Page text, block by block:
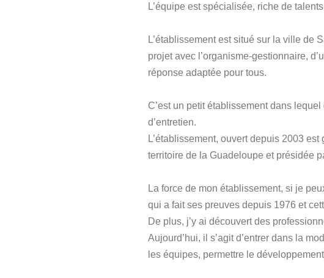
L’équipe est spécialisée, riche de
L’établissement est situé sur la ville de
projet avec l’organisme-gestionnaire,
réponse adaptée pour tous.
C’est un petit établissement dans
d’entretien.
L’établissement, ouvert depuis 2003
territoire de la Guadeloupe et présidée
La force de mon établissement, si je
qui a fait ses preuves depuis 1976 et
De plus, j’y ai découvert des
Aujourd’hui, il s’agit d’entrer dans la
les équipes, permettre le